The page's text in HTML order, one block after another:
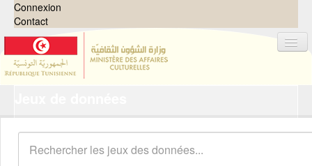
Connexion
Contact
Organisations
Groupes